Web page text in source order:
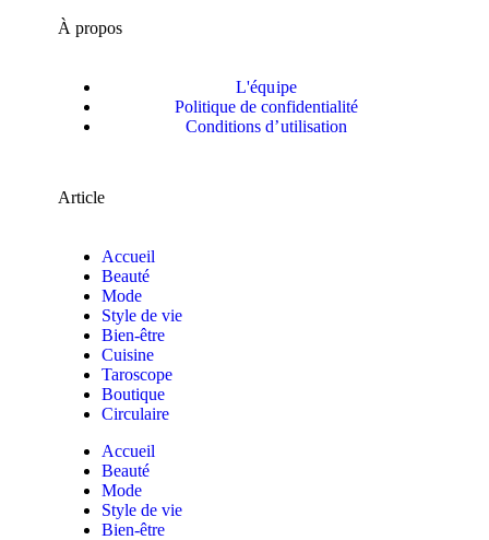
À propos
L'équipe
Politique de confidentialité
Conditions d’utilisation
Article
Accueil
Beauté
Mode
Style de vie
Bien-être
Cuisine
Taroscope
Boutique
Circulaire
Accueil
Beauté
Mode
Style de vie
Bien-être